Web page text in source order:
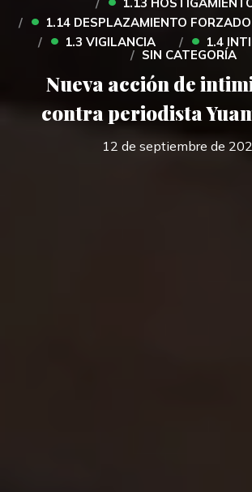
• 1.14 DESPLAZAMIENTO
• 1.3 VIGILANCIA • 1.4
SIN CATEGORÍA
Nueva acción de
contra periodista
12 de septiembre de